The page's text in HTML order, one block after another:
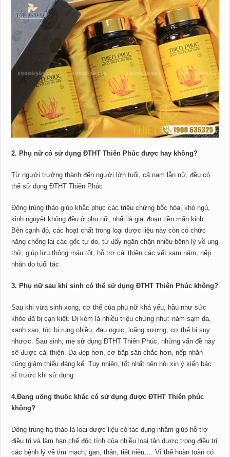
2. Phụ nữ có sử dụng ĐTHT Thiên Phúc được hay không?
Từ người trưởng thành đến người lớn tuổi, cả nam lẫn nữ, đều có
thể sử dụng ĐTHT Thiên Phúc
Đông trùng thảo giúp khắc phục các triệu chứng bốc hỏa, khó ngủ,
kinh nguyệt không đều ở phụ nữ, nhất là giai đoạn tiền mãn kinh.
Bên cạnh đó, các hoạt chất trong loại dược liệu này còn có chức
năng chống lại các gốc tự do, từ đấy ngăn chặn nhiều bệnh lý về ung
thử, giúp lưu thông máu tốt, hỗ trợ cải thiện các vết sạm nám, nếp
nhăn do tuổi tác
3. Phụ nữ sau khi sinh có thể sử dụng ĐTHT Thiên Phúc không?
Sau khi vừa sinh xong, cơ thể của phụ nữ khá yếu, hầu như sức
khỏe đã bị cạn kiệt. Đi kèm là nhiều triệu chứng như: nám sạm da,
xanh xao, tóc bị rụng nhiều, đau ngực, loãng xương, cơ thể bị suy
nhược. Sau sinh, mẹ sử dụng ĐTHT Thiên Phúc, những vấn đề này
sẽ được cải thiện. Da đẹp hơn, cơ bắp săn chắc hơn, nếp nhăn
cũng giảm thiểu đáng kể. Tuy nhiên, tốt nhất nên hỏi xin ý kiến bác
sĩ trước khi sử dụng
4.Đang uống thuốc khác có sử dụng được ĐTHT Thiên phúc
không?
Đông trùng hạ thảo là loại dược liệu có tác dụng nhằm giúp hỗ trợ
điều trị và làm hạn chế độc tính của nhiều loại tân dược trong điều trị
các bệnh lý về tim mạch, gan, thận, tiết niệu,… Vì thế hoàn toàn có